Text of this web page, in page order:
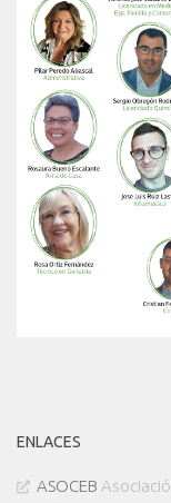
ENLACES
ASOCEB